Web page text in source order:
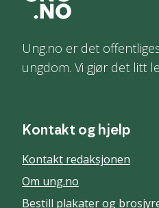
Ung.no er det
ungdom. Vi gjør det litt
Kontakt og hjelp
Kontakt redaksjonen
Om ung.no
Bestill plakater og